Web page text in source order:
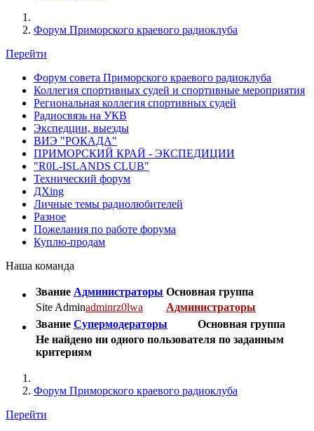
Форум Приморского краевого радиоклуба
Перейти
Форум совета Приморского краевого радиоклуба
Коллегия спортивных судей и спортивные мероприятия
Региональная коллегия спортивных судей
Радиосвязь на УКВ
Экспедции, выезды
ВИЭ "РОКАДА"
ПРИМОРСКИЙ КРАЙ - ЭКСПЕДИЦИИ
"R0L-ISLANDS CLUB"
Технический форум
ДХing
Личные темы радиолюбителей
Разное
Пожелания по работе форума
Куплю-продам
Наша команда
Звание Администраторы Основная группа
Site Adminadminrz0lwa
Администраторы
Звание Супермодераторы
Основная группа
Не найдено ни одного пользователя по заданным
критериям
Форум Приморского краевого радиоклуба
Перейти